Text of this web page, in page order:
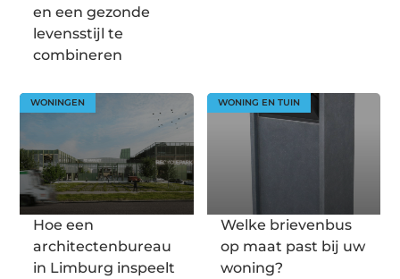
en een gezonde
levensstijl te
combineren
WONINGEN
Hoe een
architectenbureau
in Limburg inspeelt
WONING EN TUIN
Welke brievenbus
op maat past bij uw
woning?